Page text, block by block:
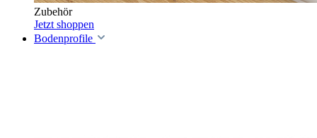
Zubehör
Jetzt shoppen
Bodenprofile